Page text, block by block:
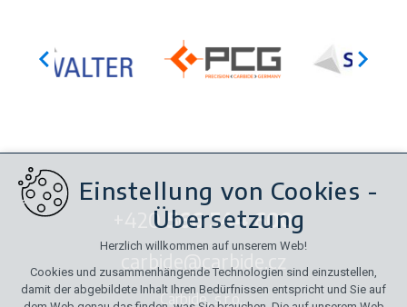
+420566 544 600
carbide@carbide.cz
Carbide, s.r.o.,
Einstellung von Cookies -
Übersetzung
Herzlich willkommen auf unserem Web!
Cookies und zusammenhängende Technologien sind einzustellen,
damit der abgebildete Inhalt Ihren Bedürfnissen entspricht und Sie auf